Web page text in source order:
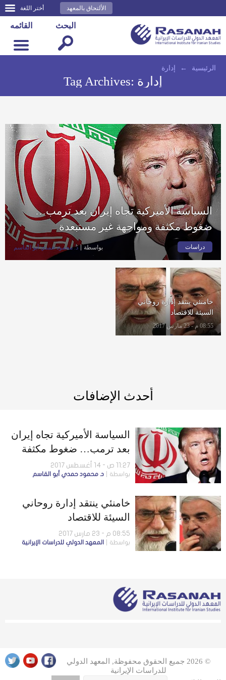
أختر اللغة الألتحاق بالمعهد
القائمه البحث
الرئيسية ← إدارة
Tag Archives: إدارة
السياسة الأميركية تجاه إيران بعد ترمب…
ضغوط مكثفة ومواجهة غير مستبعدة
دراسات بواسطة د. محمود حمدي أبو القاسم
خامنئي ينتقد إدارة روحاني
السيئة للاقتصاد
08:55 م - 23 مارس 2017
أحدث الإضافات
السياسة الأميركية تجاه إيران
بعد ترمب… ضغوط مكثفة
ومواجهة غير مستبعدة
11:27 ص - 14 أغسطس 2017
بواسطة د. محمود حمدي أبو القاسم
خامنئي ينتقد إدارة روحاني
السيئة للاقتصاد
08:55 م - 23 مارس 2017
بواسطة المعهد الدولي للدراسات الإيرانية
© 2026 جميع الحقوق محفوظة, المعهد الدولي
للدراسات الإيرانية